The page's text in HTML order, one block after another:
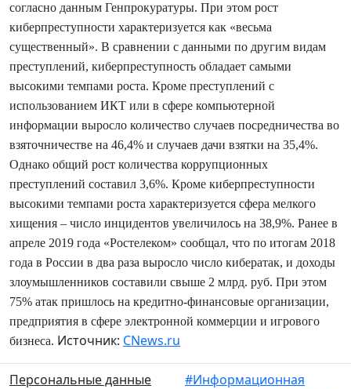
согласно данным Генпрокуратуры. При этом рост
киберпреступности характеризуется как «весьма
существенный». В сравнении с данными по другим видам
преступлений, киберпреступность обладает самыми
высокими темпами роста. Кроме преступлений с
использованием ИКТ или в сфере компьютерной
информации выросло количество случаев посредничества во
взяточничестве на 46,4% и случаев дачи взятки на 35,4%.
Однако общий рост количества коррупционных
преступлений составил 3,6%. Кроме киберпреступности
высокими темпами роста характеризуется сфера мелкого
хищения – число инцидентов увеличилось на 38,9%. Ранее в
апреле 2019 года «Ростелеком» сообщал, что по итогам 2018
года в России в два раза выросло число кибератак, и доходы
злоумышленников составили свыше 2 млрд. руб. При этом
75% атак пришлось на кредитно-финансовые организации,
предприятия в сфере электронной коммерции и игрового
бизнеса. Источник: CNews.ru
Персональные данные
#Информационная